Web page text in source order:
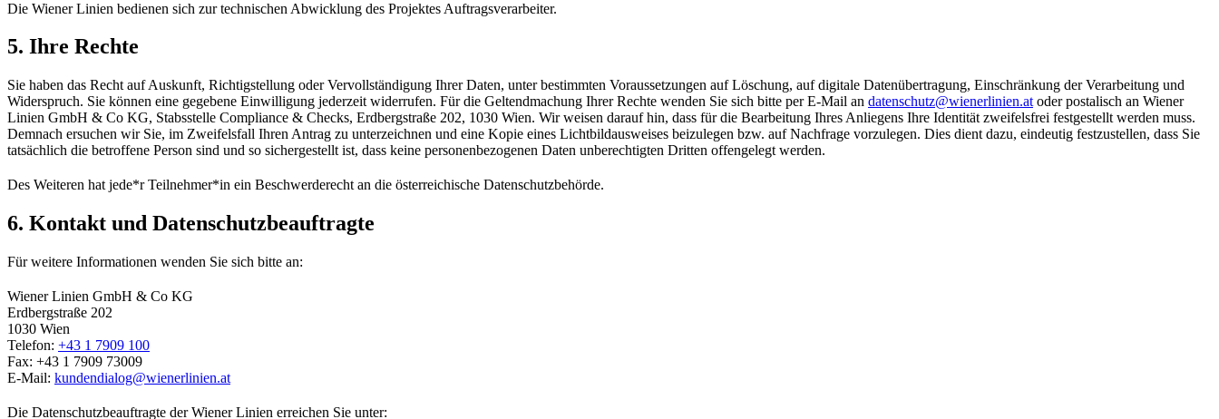
Die Wiener Linien bedienen sich zur technischen Abwicklung des Projektes Auftragsverarbeiter.
5. Ihre Rechte
Sie haben das Recht auf Auskunft, Richtigstellung oder Vervollständigung Ihrer Daten, unter bestimmten Voraussetzungen auf Löschung, auf digitale Datenübertragung, Einschränkung der Verarbeitung und
Widerspruch. Sie können eine gegebene Einwilligung jederzeit widerrufen. Für die Geltendmachung Ihrer Rechte wenden Sie sich bitte per E-Mail an datenschutz@wienerlinien.atoder postalisch an Wiener
Linien GmbH & Co KG, Stabsstelle Compliance & Checks, Erdbergstraße 202, 1030 Wien. Wir weisen darauf hin, dass für die Bearbeitung Ihres Anliegens Ihre Identität zweifelsfrei festgestellt werden muss.
Demnach ersuchen wir Sie, im Zweifelsfall Ihren Antrag zu unterzeichnen und eine Kopie eines Lichtbildausweises beizulegen bzw. auf Nachfrage vorzulegen. Dies dient dazu, eindeutig festzustellen, dass Sie
tatsächlich die betroffene Person sind und so sichergestellt ist, dass keine personenbezogenen Daten unberechtigten Dritten offengelegt werden.
Des Weiteren hat jede*r Teilnehmer*in ein Beschwerderecht an die österreichische Datenschutzbehörde.
6. Kontakt und Datenschutzbeauftragte
Für weitere Informationen wenden Sie sich bitte an:
Wiener Linien GmbH & Co KG
Erdbergstraße 202
1030 Wien
Telefon: +43 1 7909 100
Fax: +43 1 7909 73009
E-Mail: kundendialog@wienerlinien.at
Die Datenschutzbeauftragte der Wiener Linien erreichen Sie unter: